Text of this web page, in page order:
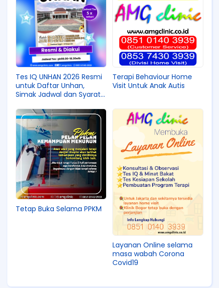
Tes IQ UNHAN 2026 Resmi
untuk Daftar Unhan,
Simak Jadwal dan Syarat
Terbaru
Terapi Behaviour Home
Visit Untuk Anak Autis
Tetap Buka Selama PPKM
Layanan Online selama
masa wabah Corona
Covid19